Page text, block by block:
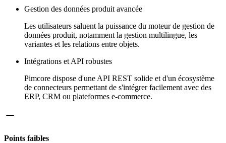
Gestion des données produit avancée
Les utilisateurs saluent la puissance du moteur de gestion de
données produit, notamment la gestion multilingue, les
variantes et les relations entre objets.
Intégrations et API robustes
Pimcore dispose d'une API REST solide et d'un écosystème
de connecteurs permettant de s'intégrer facilement avec des
ERP, CRM ou plateformes e-commerce.
Points faibles